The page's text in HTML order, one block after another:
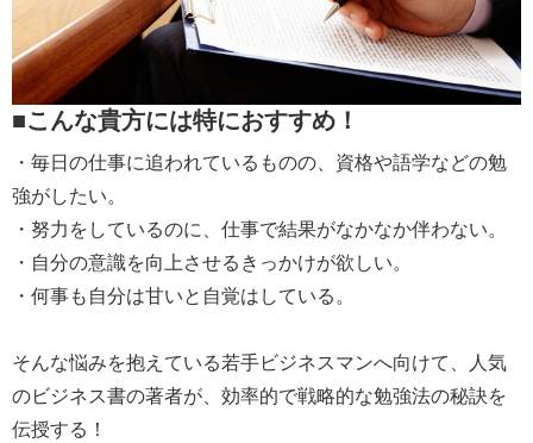
■こんな貴方には特におすすめ！
・毎日の仕事に追われているものの、資格や語学などの勉
強がしたい。
・努力をしているのに、仕事で結果がなかなか伴わない。
・自分の意識を向上させるきっかけが欲しい。
・何事も自分は甘いと自覚はしている。
そんな悩みを抱えている若手ビジネスマンへ向けて、人気
のビジネス書の著者が、効率的で戦略的な勉強法の秘訣を
伝授する！